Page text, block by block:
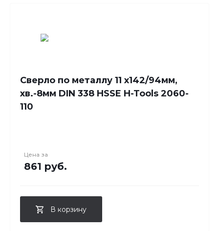
Сверло по металлу 11 x142/94мм,
хв.-8мм DIN 338 HSSE H-Tools 2060-
110
Цена за
861 руб.
В корзину